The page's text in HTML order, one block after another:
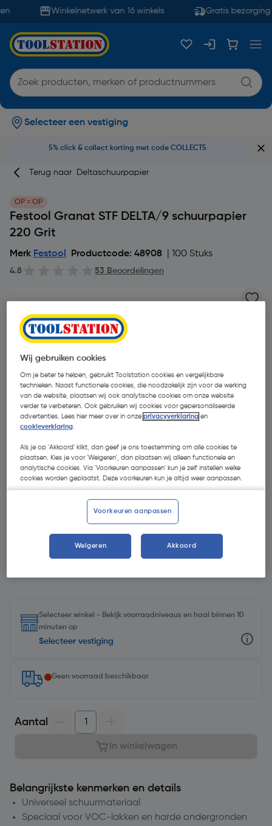
Winkelnetwerk van 16 winkels Gratis bezorging
Selecteer een vestiging
5% click & collect korting met code COLLECT5
Terug naar Deltaschuurpapier
OP = OP
Festool Granat STF DELTA/9 schuurpapier
220 Grit
Merk Festool Productcode: 48908 | 100 Stuks
4.8 53 Beoordelingen
| Excl. btw € 29,71
Kies productvariant
Selecteer winkel - Bekijk voorraadniveaus en haal binnen 10
minuten op
Selecteer vestiging
Geen voorraad beschikbaar
Aantal
In winkelwagen
Belangrijkste kenmerken en details
Universeel schuurmateriaal
Speciaal voor VOC-lakken en harde ondergronden
Wij gebruiken cookies
Om je beter te helpen, gebruikt Toolstation cookies en vergelijkbare
technieken. Naast functionele cookies, die noodzakelijk zijn voor de werking
van de website, plaatsen wij ook analytische cookies om onze website
verder te verbeteren. Ook gebruiken wij cookies voor gepersonaliseerde
advertenties. Lees hier meer over in onzeprivacyverklaring en
cookieverklaring.
Als je op 'Akkoord' klikt, dan geef je ons toestemming om alle cookies te
plaatsen. Kies je voor 'Weigeren', dan plaatsen wij alleen functionele en
analytische cookies. Via 'Voorkeuren aanpassen' kun je zelf instellen welke
cookies worden geplaatst. Deze voorkeuren kun je altijd weer aanpassen.
Voorkeuren aanpassen
Weigeren Akkoord